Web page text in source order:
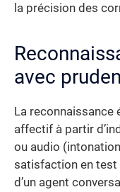
la précision des
avec
La reconnaissance
affectif à partir
ou audio
satisfaction en test
d’un agent